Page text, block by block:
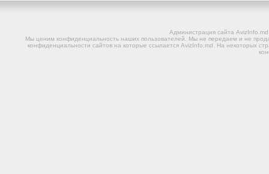
Администрация сайта
Мы ценим конфиденциальность наших пользователей. Мы не передаем и не
конфиденциальности сайтов на которые ссылается AvizInfo.md. На некоторых